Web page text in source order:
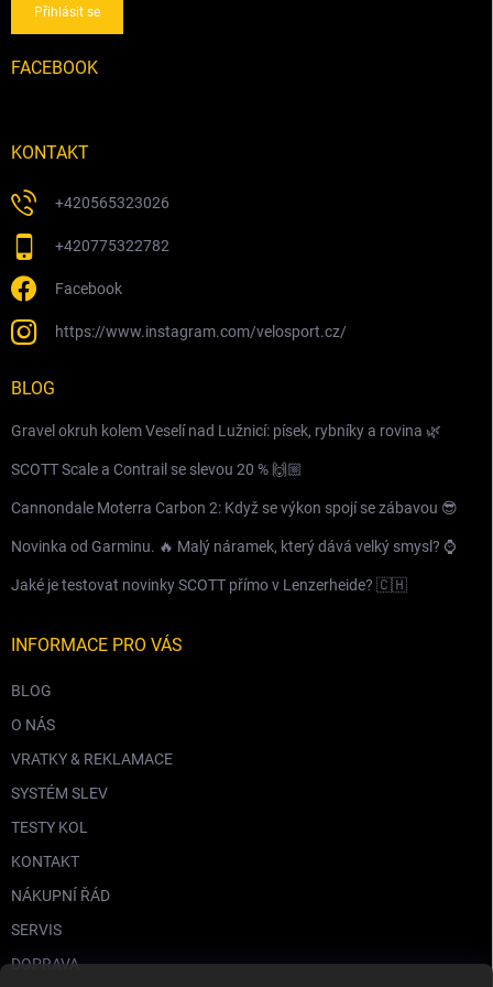
Přihlásit se
FACEBOOK
KONTAKT
+420565323026
+420775322782
Facebook
https://www.instagram.com/velosport.cz/
BLOG
Gravel okruh kolem Veselí nad Lužnicí: písek, rybníky a rovina 🌿
SCOTT Scale a Contrail se slevou 20 % 🙌🏼
Cannondale Moterra Carbon 2: Když se výkon spojí se zábavou 😎
Novinka od Garminu. 🔥 Malý náramek, který dává velký smysl? ⌚️
Jaké je testovat novinky SCOTT přímo v Lenzerheide? 🇨🇭
INFORMACE PRO VÁS
BLOG
O NÁS
VRATKY & REKLAMACE
SYSTÉM SLEV
TESTY KOL
KONTAKT
NÁKUPNÍ ŘÁD
SERVIS
DOPRAVA